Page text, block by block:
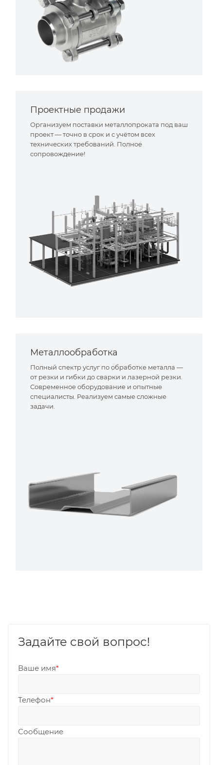
Проектные продажи
Организуем поставки металлопроката под ваш
проект — точно в срок и с учётом всех
технических требований. Полное
сопровождение!
Металлообработка
Полный спектр услуг по обработке металла —
от резки и гибки до сварки и лазерной резки.
Современное оборудование и опытные
специалисты. Реализуем самые сложные
задачи.
Задайте свой вопрос!
Ваше имя*
Телефон*
Сообщение